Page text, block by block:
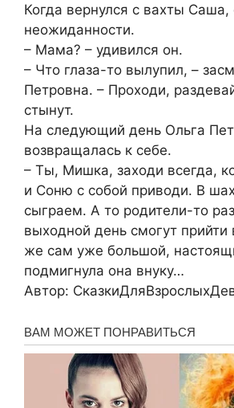
Когда вернулся с вахты Саша,
неожиданности.
– Мама? – удивился он.
– Что глаза-то вылупил, –
Петровна. – Проходи,
стынут.
На следующий день Ольга
возвращалась к себе.
– Ты, Мишка, заходи всегда,
и Соню с собой приводи. В
сыграем. А то родители-то
выходной день смогут прийти
же сам уже большой,
подмигнула она внуку…
Автор: